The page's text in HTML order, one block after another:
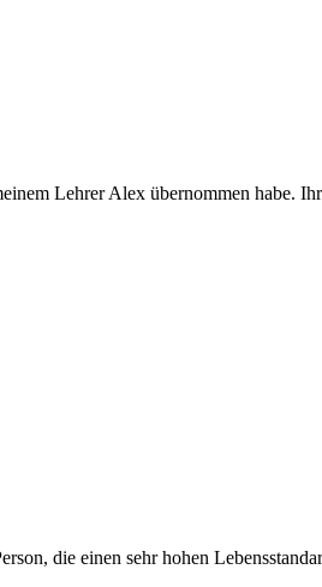
Lehrer Alex übernommen habe.
die einen sehr hohen